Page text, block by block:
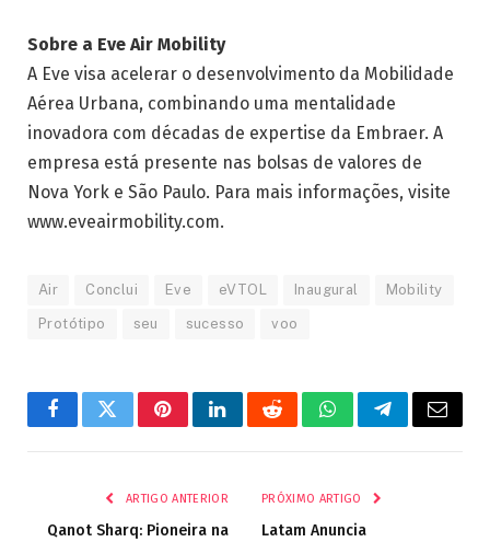
Sobre a Eve Air Mobility
A Eve visa acelerar o desenvolvimento da Mobilidade
Aérea Urbana, combinando uma mentalidade
inovadora com décadas de expertise da Embraer. A
empresa está presente nas bolsas de valores de
Nova York e São Paulo. Para mais informações, visite
www.eveairmobility.com.
Air Conclui Eve eVTOL Inaugural Mobility
Protótipo seu sucesso voo
FacebookTwitterPinterestLinkedInRedditWhatsAppTelegrama
E-
ARTIGO ANTERIOR
Qanot Sharq: Pioneira na
PRÓXIMO ARTIGO
Latam Anuncia